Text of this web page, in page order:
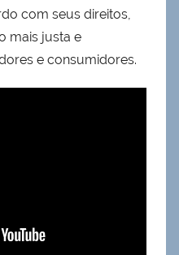
com seus direitos,
mais justa e
e consumidores.